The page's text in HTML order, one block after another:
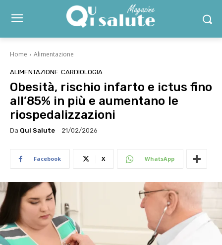
Home Alimentazione
ALIMENTAZIONE CARDIOLOGIA
Obesità, rischio infarto e ictus fino
all’85% in più e aumentano le
riospedalizzazioni
Da Qui Salute 21/02/2026
Facebook X WhatsApp